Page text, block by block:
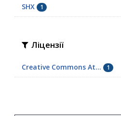
SHX 1
Ліцензії
Creative Commons At... 1